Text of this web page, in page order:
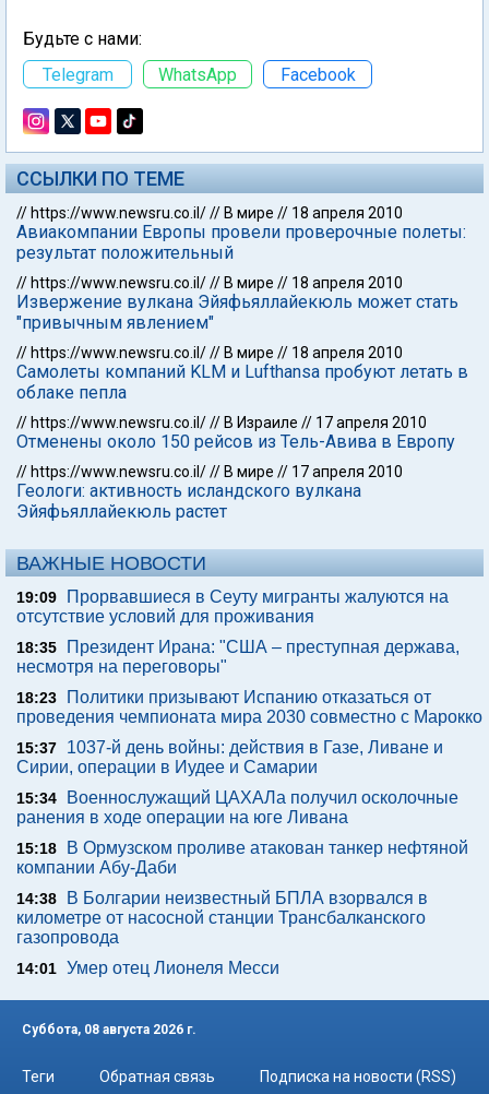
Будьте с нами:
Telegram
WhatsApp Facebook
ССЫЛКИ ПО ТЕМЕ
// https://www.newsru.co.il/// В мире // 18 апреля 2010
Авиакомпании Европы провели проверочные полеты:
результат положительный
// https://www.newsru.co.il/// В мире // 18 апреля 2010
Извержение вулкана Эйяфьяллайекюль может стать
"привычным явлением"
// https://www.newsru.co.il/// В мире // 18 апреля 2010
Самолеты компаний KLM и Lufthansa пробуют летать в
облаке пепла
// https://www.newsru.co.il/// В Израиле // 17 апреля 2010
Отменены около 150 рейсов из Тель-Авива в Европу
// https://www.newsru.co.il/// В мире // 17 апреля 2010
Геологи: активность исландского вулкана
Эйяфьяллайекюль растет
ВАЖНЫЕ НОВОСТИ
19:09
Прорвавшиеся в Сеуту мигранты жалуются на
отсутствие условий для проживания
18:35
Президент Ирана: "США – преступная держава,
несмотря на переговоры"
18:23
Политики призывают Испанию отказаться от
проведения чемпионата мира 2030 совместно с Марокко
15:37
1037-й день войны: действия в Газе, Ливане и
Сирии, операции в Иудее и Самарии
15:34
Военнослужащий ЦАХАЛа получил осколочные
ранения в ходе операции на юге Ливана
15:18
В Ормузском проливе атакован танкер нефтяной
компании Абу-Даби
14:38
В Болгарии неизвестный БПЛА взорвался в
километре от насосной станции Трансбалканского
газопровода
14:01 Умер отец Лионеля Месси
Суббота, 08 августа 2026 г.
Теги Обратная связь Подписка на новости (RSS)